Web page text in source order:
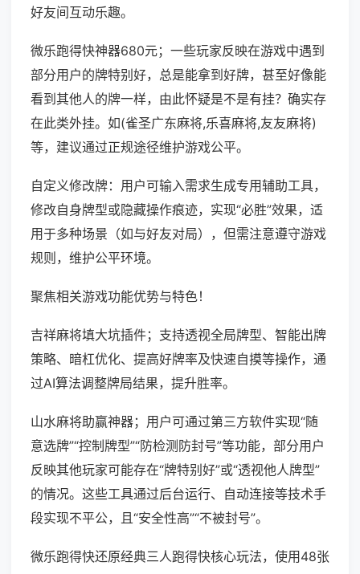
好友间互动乐趣。
微乐跑得快神器680元；一些玩家反映在游戏中遇到
部分用户的牌特别好，总是能拿到好牌，甚至好像能
看到其他人的牌一样，由此怀疑是不是有挂？确实存
在此类外挂。如(雀圣广东麻将,乐喜麻将,友友麻将)
等，建议通过正规途径维护游戏公平。
自定义修改牌：用户可输入需求生成专用辅助工具，
修改自身牌型或隐藏操作痕迹，实现“必胜”效果，适
用于多种场景（如与好友对局），但需注意遵守游戏
规则，维护公平环境。
聚焦相关游戏功能优势与特色！
吉祥麻将填大坑插件；支持透视全局牌型、智能出牌
策略、暗杠优化、提高好牌率及快速自摸等操作，通
过AI算法调整牌局结果，提升胜率。
山水麻将助赢神器；用户可通过第三方软件实现“随
意选牌”“控制牌型”“防检测防封号”等功能，部分用户
反映其他玩家可能存在“牌特别好”或“透视他人牌型”
的情况。这些工具通过后台运行、自动连接等技术手
段实现不平公，且“安全性高”“不被封号”。
微乐跑得快还原经典三人跑得快核心玩法，使用48张